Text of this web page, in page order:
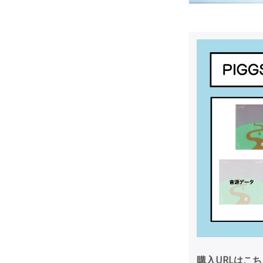
購入URLはこ